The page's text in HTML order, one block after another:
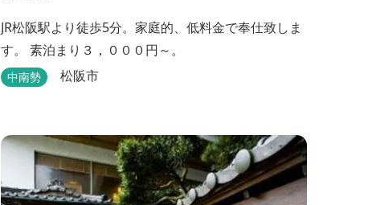
JR松阪駅より徒歩5分。家庭的、低料金で奉仕致しま
す。 素泊まり３，０００円～。
中南勢 松阪市